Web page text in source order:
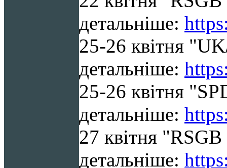
детальніше:
25-26 квітня
детальніше:
25-26 квітня
детальніше:
27 квітня
детальніше: